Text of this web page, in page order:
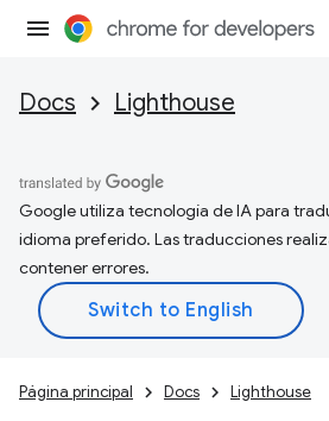
Docs Lighthouse
Google utiliza tecnología de IA para
idioma preferido. Las traducciones
contener errores.
Página principal Docs Lighthouse